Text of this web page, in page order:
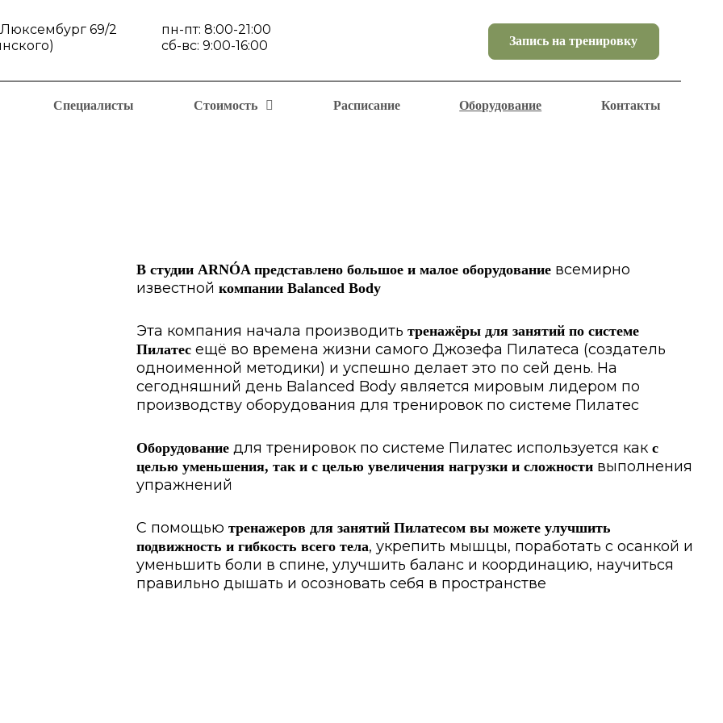
Люксембург 69/2
пн-пт: 8:00-21:00
сб-вс: 9:00-16:00
Запись на тренировку
Специалисты Стоимость Расписание Оборудование Контакты
В студии ARNÓA представлено большое и малое оборудование всемирно
известной компании Balanced Body
Эта компания начала производить тренажёры для занятий по системе
Пилатес ещё во времена жизни самого Джозефа Пилатеса (создатель
одноименной методики) и успешно делает это по сей день. На
сегодняшний день Balanced Body является мировым лидером по
производству оборудования для тренировок по системе Пилатес
Оборудование для тренировок по системе Пилатес используется как с
целью уменьшения, так и с целью увеличения нагрузки и сложности выполнения
упражнений
С помощью тренажеров для занятий Пилатесом вы можете улучшить
подвижность и гибкость всего тела, укрепить мышцы, поработать с осанкой и
уменьшить боли в спине, улучшить баланс и координацию, научиться
правильно дышать и осозновать себя в пространстве